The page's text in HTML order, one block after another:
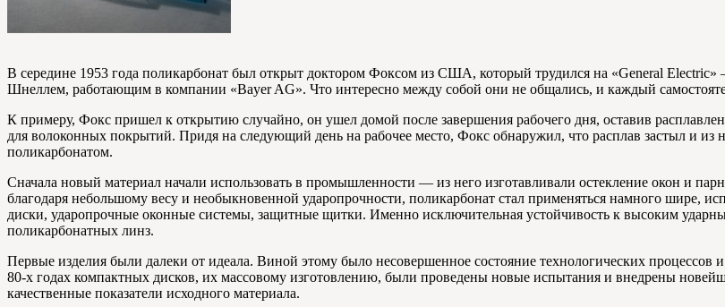
В середине 1953 года поликарбонат был открыт доктором Фоксом из США, который трудился на «General
Шнеллем, работающим в компании «Bayer AG». Что интересно между собой они не общались, и каждый
К примеру, Фокс пришел к открытию случайно, он ушел домой после завершения рабочего дня, оставив
для волоконных покрытий. Придя на следующий день на рабочее место, Фокс обнаружил, что расплав застыл и из
поликарбонатом.
Сначала новый материал начали использовать в промышленности — из него изготавливали остекление окон и
благодаря небольшому весу и необыкновенной ударопрочности, поликарбонат стал применяться намного шире,
диски, ударопрочные оконные системы, защитные щитки. Именно исключительная устойчивость к высоким
поликарбонатных линз.
Первые изделия были далеки от идеала. Виной этому было несовершенное состояние технологических процессов
80-х годах компактных дисков, их массовому изготовлению, были проведены новые испытания и внедрены
качественные показатели исходного материала.